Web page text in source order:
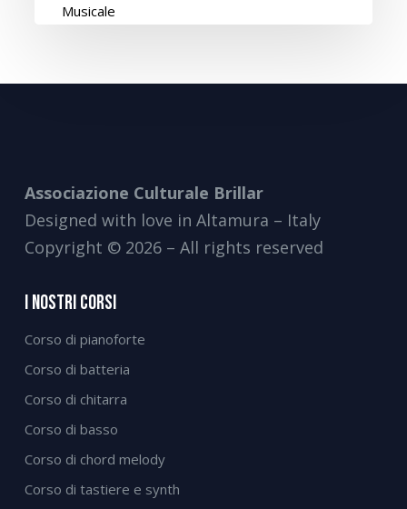
Associazione Culturale Brillar
Designed with love in Altamura – Italy
Copyright © 2026 – All rights reserved
I Nostri Corsi
Corso di pianoforte
Corso di batteria
Corso di chitarra
Corso di basso
Corso di chord melody
Corso di tastiere e synth